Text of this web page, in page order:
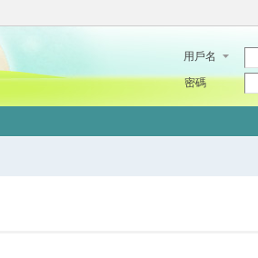
用戶名
密碼